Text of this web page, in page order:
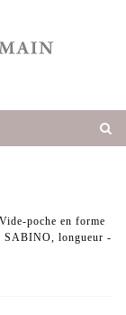
poche en forme
SABINO, longueur -